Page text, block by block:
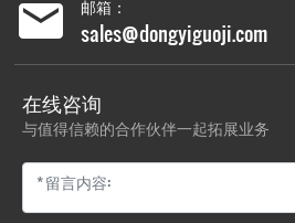
邮箱：
sales@dongyiguoji.com
在线咨询
与值得信赖的合作伙伴一起拓展业务